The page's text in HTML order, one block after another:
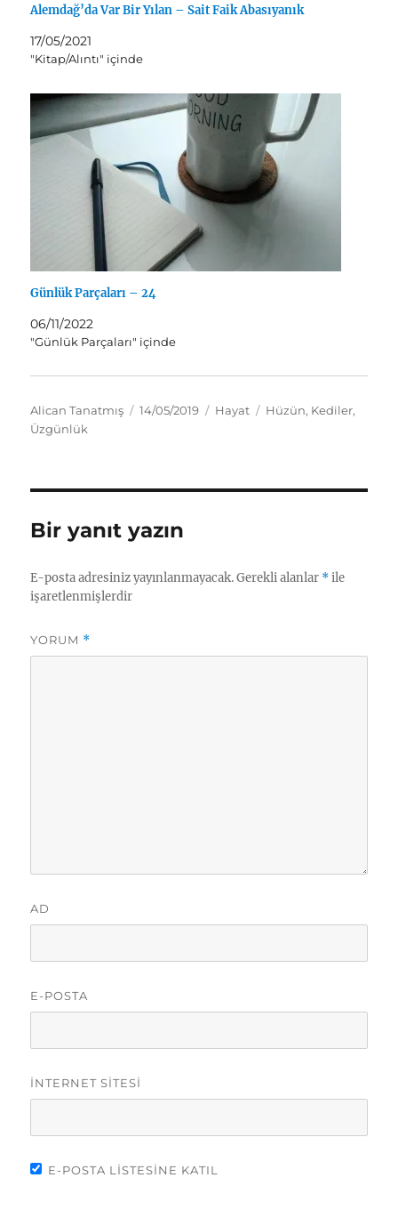
Alemdağ’da Var Bir Yılan – Sait Faik Abasıyanık
17/05/2021
"Kitap/Alıntı" içinde
Günlük Parçaları – 24
06/11/2022
"Günlük Parçaları" içinde
Yazar
Alican Tanatmış
Yayın
14/05/2019 Kategoriler
Hayat Etiketler
Hüzün, Kediler,
Üzgünlük
Bir yanıt yazın
E-posta adresiniz yayınlanmayacak. Gerekli alanlar *ile
işaretlenmişlerdir
YORUM *
AD
E-POSTA
İNTERNET SITESI
E-POSTA LISTESINE KATIL